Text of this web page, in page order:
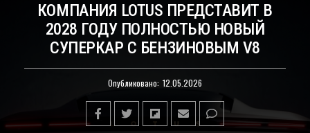
КОМПАНИЯ LOTUS ПРЕДСТАВИТ В
2028 ГОДУ ПОЛНОСТЬЮ НОВЫЙ
СУПЕРКАР С БЕНЗИНОВЫМ V8
Опубликовано: 12.05.2026